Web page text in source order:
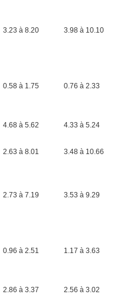
3.23 à 8.20 3.98 à 10.10
0.58 à 1.75 0.76 à 2.33
4.68 à 5.62 4.33 à 5.24
2.63 à 8.01 3.48 à 10.66
2.73 à 7.19 3.53 à 9.29
0.96 à 2.51 1.17 à 3.63
2.86 à 3.37 2.56 à 3.02